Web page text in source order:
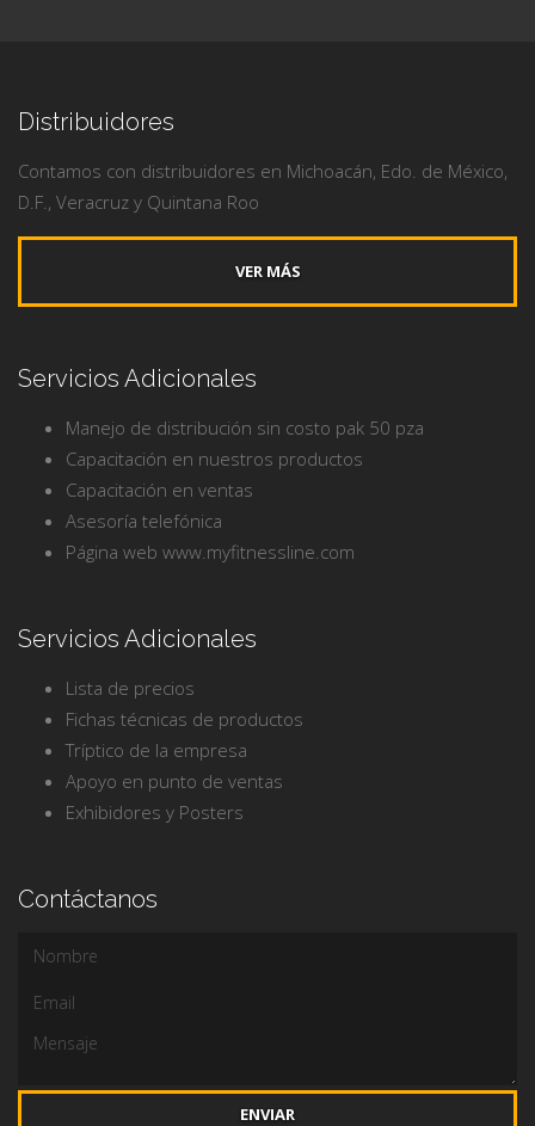
Distribuidores
Contamos con distribuidores en Michoacán, Edo. de México,
D.F., Veracruz y Quintana Roo
VER MÁS
Servicios Adicionales
Manejo de distribución sin costo pak 50 pza
Capacitación en nuestros productos
Capacitación en ventas
Asesoría telefónica
Página web www.myfitnessline.com
Servicios Adicionales
Lista de precios
Fichas técnicas de productos
Tríptico de la empresa
Apoyo en punto de ventas
Exhibidores y Posters
Contáctanos
ENVIAR